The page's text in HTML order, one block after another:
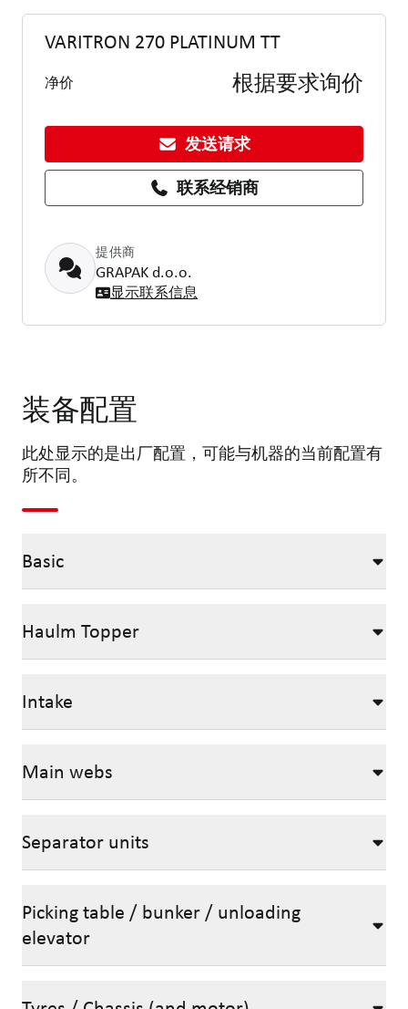
VARITRON 270 PLATINUM TT
净价 根据要求询价
发送请求
联系经销商
提供商
GRAPAK d.o.o.
显示联系信息
装备配置
此处显示的是出厂配置，可能与机器的当前配置有
所不同。
Basic
Haulm Topper
Intake
Main webs
Separator units
Picking table / bunker / unloading
elevator